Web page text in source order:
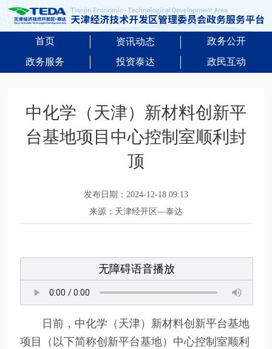
首页 资讯动态
政务公开
政务服务
投资泰达 政民互动
中化学（天津）新材料创新平
台基地项目中心控制室顺利封
顶
发布日期：2024-12-18 09:13
来源：天津经开区—泰达
无障碍语音播放
日前，中化学（天津）新材料创新平台基地
项目（以下简称创新平台基地）中心控制室顺利